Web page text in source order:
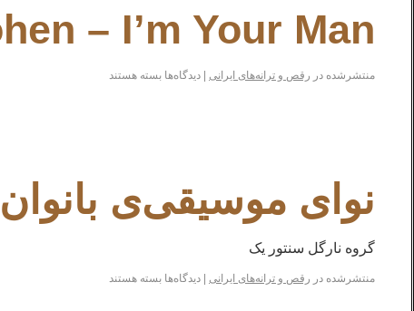
– I’m Your Man
منتشرشده در رقص و ترانه‌های ایرانی دیدگاه‌ها بسته هستند
نوای موسیقی‌ی بانوان
گروه نارگل سنتور یک
منتشرشده در رقص و ترانه‌های ایرانی دیدگاه‌ها بسته هستند